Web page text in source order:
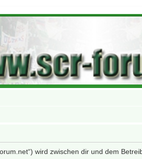
wird zwischen dir und dem